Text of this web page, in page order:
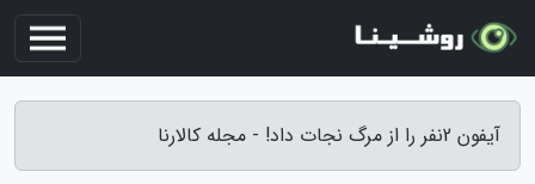
آیفون 2نفر را از مرگ نجات داد! - مجله کالارنا